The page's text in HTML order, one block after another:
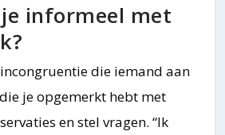
informeel met
die iemand aan
je opgemerkt hebt met
en stel vragen. “Ik